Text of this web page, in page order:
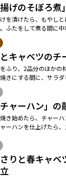
揚げのそぼろ煮
を漬けたら、もやし
ふたをして煮る間に中
とキャベツの
ふり、2品分のほかの
きにする間に、サラダ
チャーハン」の
き始めたら、チャー
ーハンを仕上げたら
さりと春キャベ